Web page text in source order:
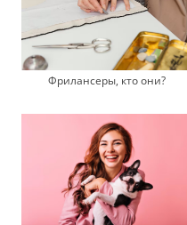
Фрилансеры, кто они?